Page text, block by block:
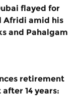
flayed for
Afridi amid his
and Pahalgam
retirement
14 years: